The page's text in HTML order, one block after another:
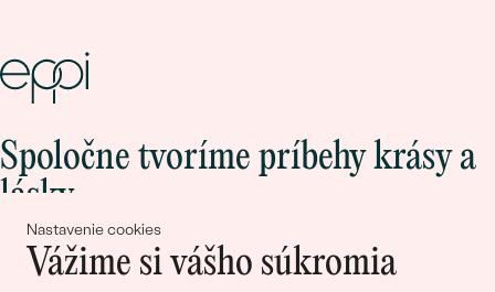
Nastavenie cookies
Vážime si vášho súkromia
Spoločne tvoríme príbehy krásy a
lásky
Pripojte sa k nám!